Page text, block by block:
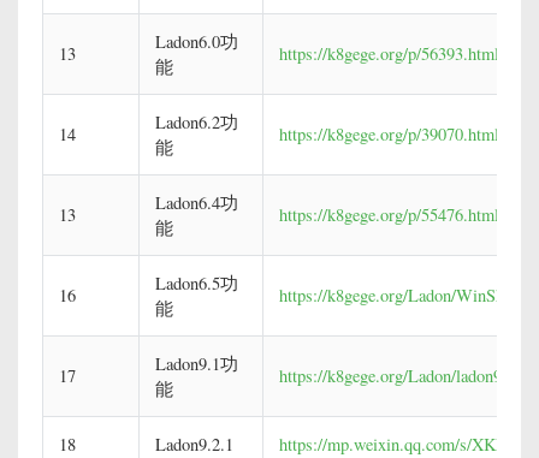
13
Ladon6.0功
能
https://k8gege.org/p/56393.html
14
Ladon6.2功
能
https://k8gege.org/p/39070.html
13
Ladon6.4功
能
https://k8gege.org/p/55476.html
16
Ladon6.5功
能
https://k8gege.org/Ladon/
17
Ladon9.1功
能
https://k8gege.org/Ladon/
18 Ladon9.2.1 https://mp.weixin.qq.com/s/